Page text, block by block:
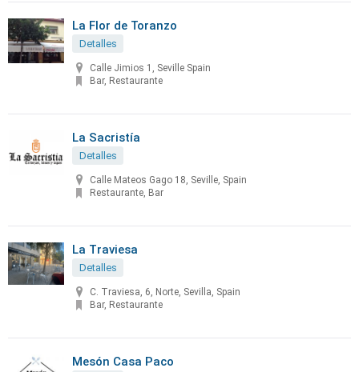
La Flor de Toranzo
Detalles
Calle Jimios 1, Seville Spain
Bar, Restaurante
La Sacristía
Detalles
Calle Mateos Gago 18, Seville, Spain
Restaurante, Bar
La Traviesa
Detalles
C. Traviesa, 6, Norte, Sevilla, Spain
Bar, Restaurante
Mesón Casa Paco